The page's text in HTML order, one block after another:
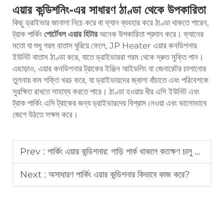
এয়ার কন্ডিশনিং-এর সাধারণ ঠাণ্ডা থেকে উপকারিতা
কিছু ড্রাইভার জানালা নিচে করে বা ফ্যান ব্যবহার করে ঠাণ্ডা থাকতে পারেন,
ট্রাক পার্কিং পোর্টেবল এয়ার হিটারঅনেক উপকারিতা প্রদান করে। ফ্যানের
মতো যা শুধু গরম বাতাস ঘুরিয়ে ফেলে, JP Heater এয়ার কনডিশনার
ইউনিট বাতাস ঠাণ্ডা করে, যাতে ড্রাইভাররা গরম থেকে দ্রুত মুক্তি পান।
এছাড়াও, এয়ার কনডিশনার ট্রাকের ইঞ্জিন আইডলিং বা জেনারেটর চালানোর
তুলনায় কম শক্তি খরচ করে, যা ড্রাইভারদের জ্বালা বাঁচাতে এবং পরিবেশকে
সুরক্ষিত রাখতে সাহায্য করতে পারে। ঠাণ্ডা হওয়ায় ধীর এসি ইউনিট এবং
ট্রাক পার্কিং এসি ট্রাকের জন্য ড্রাইভারদের বিশ্রাম নেওয়া এবং ভালোভাবে
জেগে উঠতে সক্ষম করে।
Prev : পার্কিং এয়ার কন্ডিশনার: গাড়ি পার্ক থাকলে কতক্ষণ চালু থাকতে পারে
Next : অসাধারণ পার্কিং এয়ার কন্ডিশনার কিভাবে কাজ করে?